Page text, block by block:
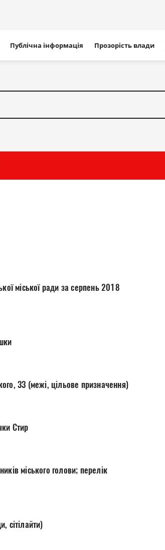
Публічна інформація Прозорість влади
міської ради за серпень 2018
33 (межі, цільове призначення)
Стир
міського голови; перелік
сітілайти)